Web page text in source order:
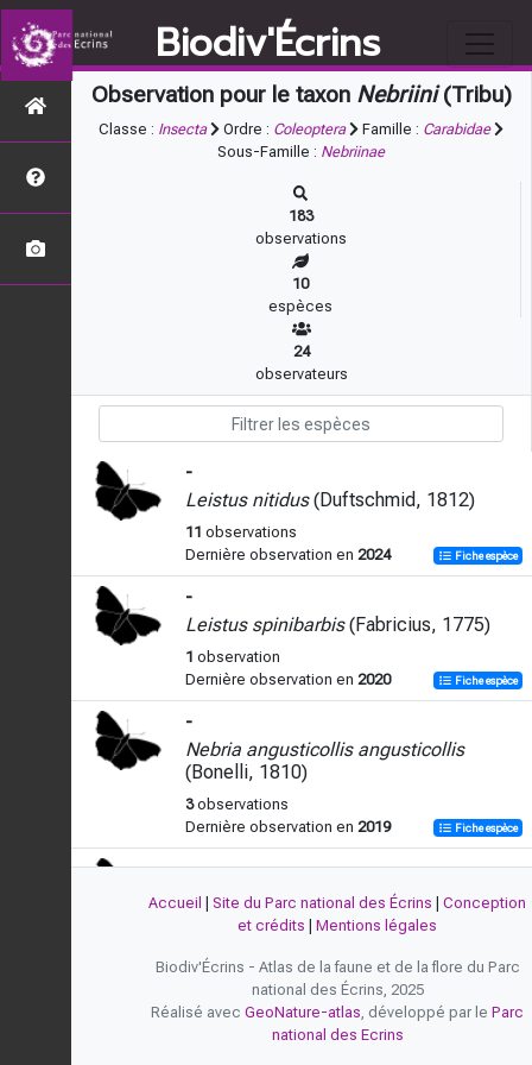
Biodiv'Écrins
Observation pour le taxon Nebriini(Tribu)
Classe : Insecta Ordre : Coleoptera Famille : Carabidae
Sous-Famille : Nebriinae
183
observations
10
espèces
24
observateurs
-
Leistus nitidus(Duftschmid, 1812)
11 observations
Dernière observation en 2024 Fiche espèce
-
Leistus spinibarbis(Fabricius, 1775)
1 observation
Dernière observation en 2020 Fiche espèce
-
Nebria angusticollis angusticollis
(Bonelli, 1810)
3observations
Dernière observation en 2019 Fiche espèce
-
Nebria angusticollis(Bonelli, 1810)
observations
Nébrie à cou bref
Nebria brevicollis(Fabricius, 1792)
Accueil Site du Parc national des Écrins
Conception
et crédits
Mentions légales
Biodiv'Écrins - Atlas de la faune et de la flore du Parc
national des Écrins, 2025
Réalisé avec GeoNature-atlas, développé par le Parc
national des Ecrins